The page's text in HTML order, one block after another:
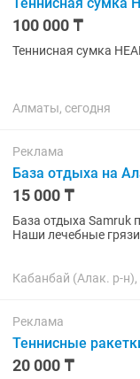
100 000 ₸
Теннисная сумка
Алматы, сегодня
Реклама
База отдыха на
15 000 ₸
База отдыха Samruk
Наши лечебные
Кабанбай (Алак. р-н),
Реклама
Теннисные
20 000 ₸